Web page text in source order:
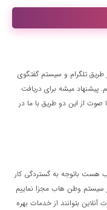
و از طریق تلگرام و سیستم گفتگوی
پیشنهاد میشه برای دریافت
از این دو طریق با ما در
هست باتوجه به گستردگی کار
وطن هاب مجزا نماییم
بتوانند از خدمات بهره